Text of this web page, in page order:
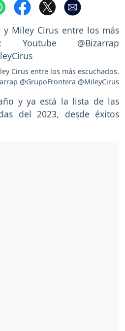
Cirus entre los más escuchados.
@GrupoFrontera @MileyCirus
y ya está la lista de las
del 2023, desde éxitos